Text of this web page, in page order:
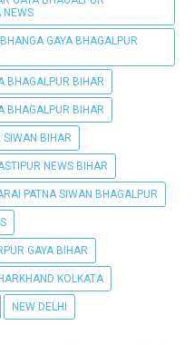
NEWS
GAYA BHAGALPUR
BHAGALPUR BIHAR
BHAGALPUR BIHAR
SIWAN BIHAR
NEWS BIHAR
PATNA SIWAN BHAGALPUR
GAYA BIHAR
KOLKATA
NEW DELHI